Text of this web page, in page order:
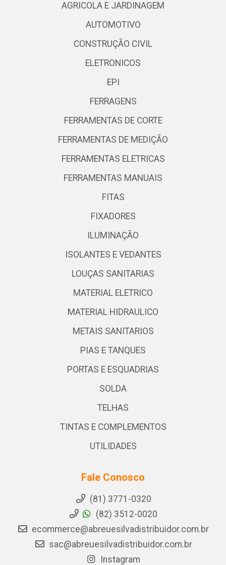
AGRICOLA E JARDINAGEM
AUTOMOTIVO
CONSTRUÇÃO CIVIL
ELETRONICOS
EPI
FERRAGENS
FERRAMENTAS DE CORTE
FERRAMENTAS DE MEDIÇÃO
FERRAMENTAS ELETRICAS
FERRAMENTAS MANUAIS
FITAS
FIXADORES
ILUMINAÇÃO
ISOLANTES E VEDANTES
LOUÇAS SANITARIAS
MATERIAL ELETRICO
MATERIAL HIDRAULICO
METAIS SANITARIOS
PIAS E TANQUES
PORTAS E ESQUADRIAS
SOLDA
TELHAS
TINTAS E COMPLEMENTOS
UTILIDADES
Fale Conosco
(81) 3771-0320
(82) 3512-0020
ecommerce@abreuesilvadistribuidor.com.br
sac@abreuesilvadistribuidor.com.br
Instagram